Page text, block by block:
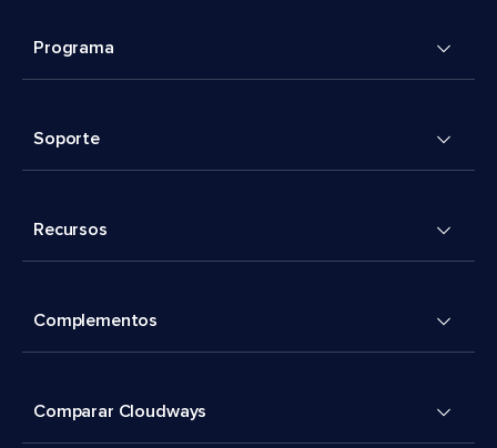
Programa
Soporte
Recursos
Complementos
Comparar Cloudways